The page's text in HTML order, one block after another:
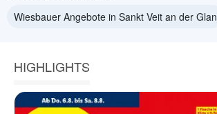
Wiesbauer Angebote in Sankt Veit an der Glan
HIGHLIGHTS